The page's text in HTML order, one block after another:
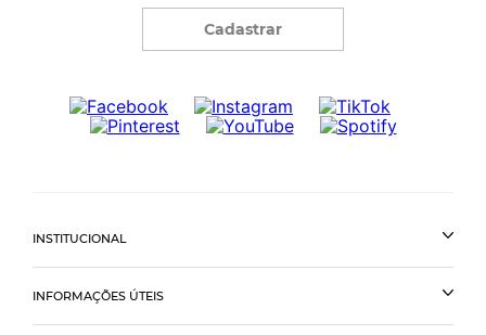
Cadastrar
INSTITUCIONAL
INFORMAÇÕES ÚTEIS